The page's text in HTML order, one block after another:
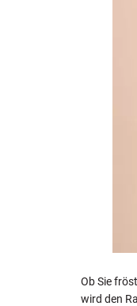
Ob Sie
wird den